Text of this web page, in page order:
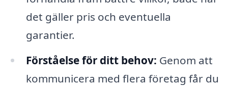
det gäller pris och eventuella
garantier.
Förståelse för ditt behov: Genom att
kommunicera med flera företag får du